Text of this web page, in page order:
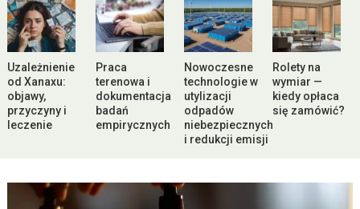
Uzależnienie
od Xanaxu:
objawy,
przyczyny i
leczenie
Praca
terenowa i
dokumentacja
badań
empirycznych
Nowoczesne
technologie w
utylizacji
odpadów
niebezpiecznych
i redukcji emisji
Rolety na
wymiar —
kiedy opłaca
się zamówić?